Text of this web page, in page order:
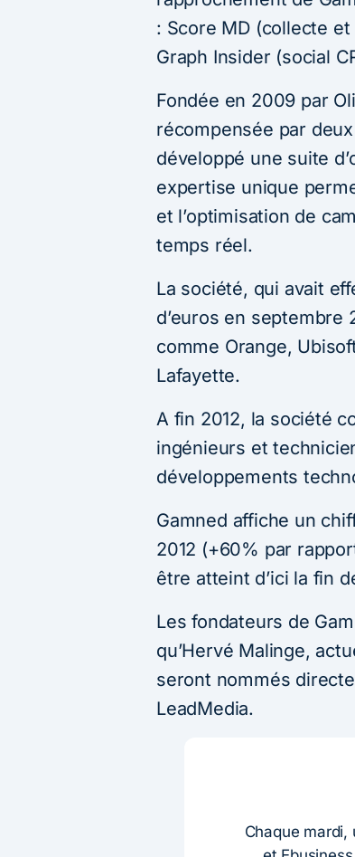
: Score MD (collecte
Graph Insider (social
Fondée en 2009 par
récompensée par
développé une suite
expertise unique
et l’optimisation de
temps réel.
La société, qui avait
d’euros en septembre
comme Orange,
Lafayette.
A fin 2012, la société
ingénieurs et
développements
Gamned affiche un
2012 (+60% par
être atteint d’ici la fin
Les fondateurs de
qu’Hervé Malinge,
seront nommés
LeadMedia.
Chaque